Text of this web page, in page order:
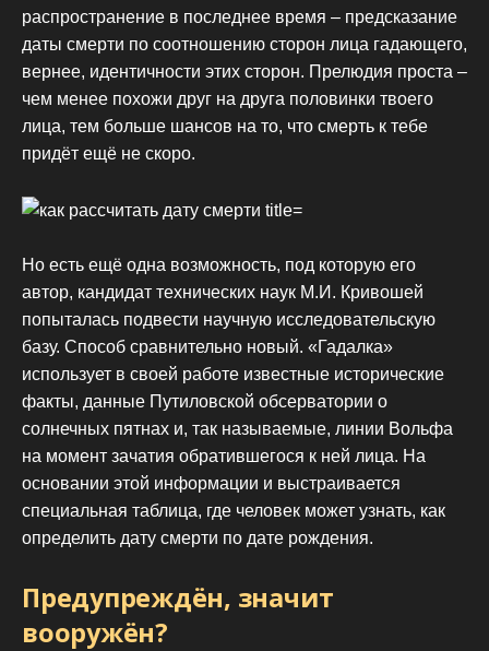
распространение в последнее время – предсказание
даты смерти по соотношению сторон лица гадающего,
вернее, идентичности этих сторон. Прелюдия проста –
чем менее похожи друг на друга половинки твоего
лица, тем больше шансов на то, что смерть к тебе
придёт ещё не скоро.
Но есть ещё одна возможность, под которую его
автор, кандидат технических наук М.И. Кривошей
попыталась подвести научную исследовательскую
базу. Способ сравнительно новый. «Гадалка»
использует в своей работе известные исторические
факты, данные Путиловской обсерватории о
солнечных пятнах и, так называемые, линии Вольфа
на момент зачатия обратившегося к ней лица. На
основании этой информации и выстраивается
специальная таблица, где человек может узнать, как
определить дату смерти по дате рождения.
Предупреждён, значит
вооружён?